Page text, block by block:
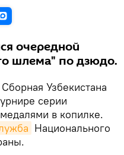
очередной
шлема" по дзюдо.
Сборная Узбекистана
серии
в копилке.
Национального